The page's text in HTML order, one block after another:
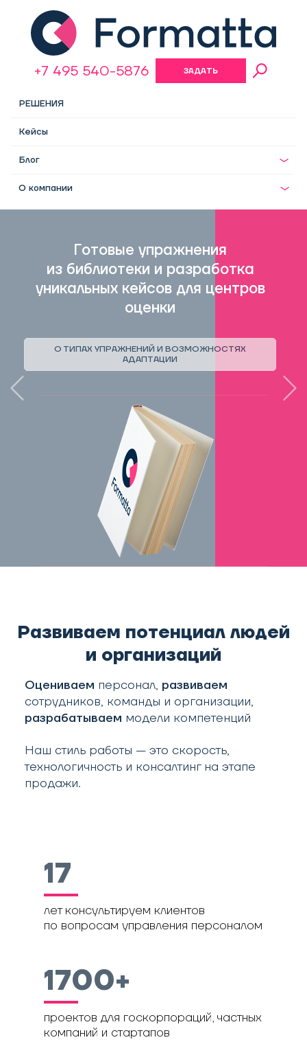
РЕШЕНИЯ
Кейсы
Блог
О компании
+7 495 540-5876 ЗАДАТЬ
Готовые упражнения
из библиотеки и разработка
уникальных кейсов для центров
оценки
О ТИПАХ УПРАЖНЕНИЙ И ВОЗМОЖНОСТЯХ
АДАПТАЦИИ
Развиваем потенциал людей
и организаций
Оцениваем персонал, развиваем
сотрудников, команды и организации,
разрабатываем модели компетенций
Наш стиль работы — это скорость,
технологичность и консалтинг на этапе
продажи.
17
лет консультируем клиентов
по вопросам управления персоналом
1700+
проектов для госкорпораций, частных
компаний и стартапов